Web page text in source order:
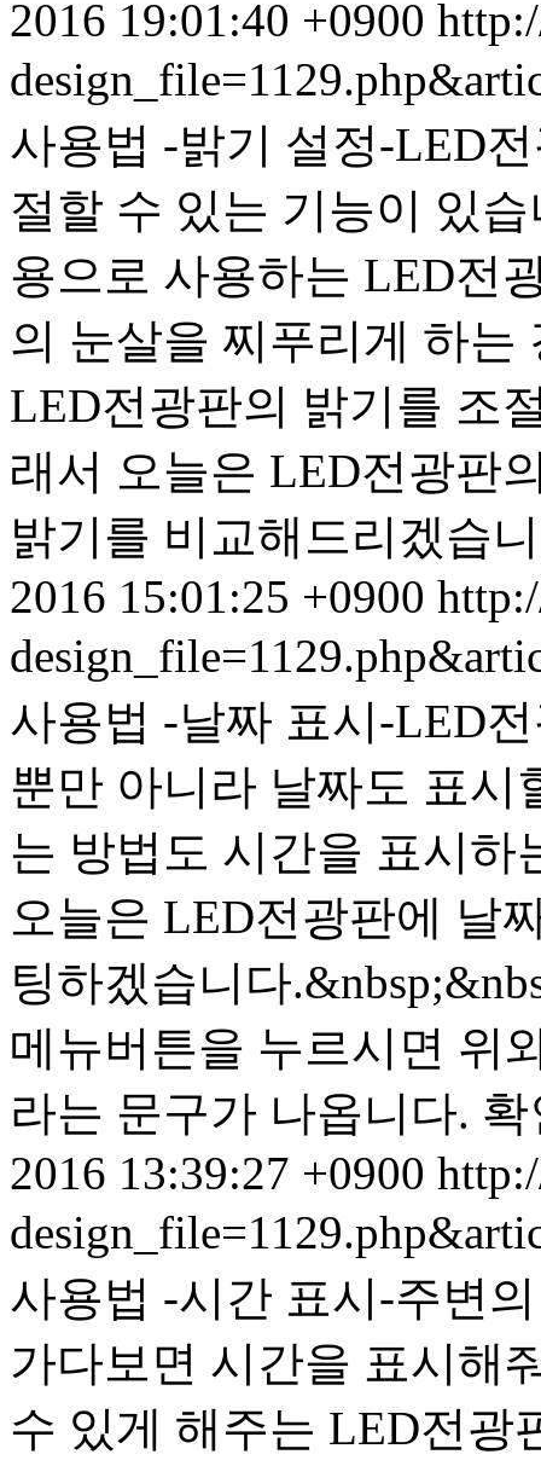
2016 19:01:40 +0900
사용법 -밝기 설정- LED
절할 수 있는 기능이 있
용으로 사용하는 LED전
의 눈살을 찌푸리게 하는
LED전광판의 밝기를 조
래서 오늘은 LED전광판
밝기를 비교해드리겠습
2016 15:01:25 +0900
사용법 -날짜 표시- LED
뿐만 아니라 날짜도 표시
는 방법도 시간을 표시하
오늘은 LED전광판에 날
팅하겠습니다
메뉴버튼을 누르시면 위
라는 문구가 나옵니다.
2016 13:39:27 +0900
사용법 -시간 표시-주변
가다보면 시간을 표시해
수 있게 해주는 LED전광